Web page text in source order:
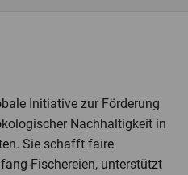
Initiative zur Förderung
Nachhaltigkeit in
Sie schafft faire
Fischereien, unterstützt